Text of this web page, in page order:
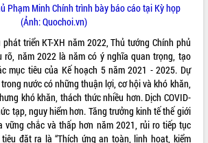
thực
công
đẩy mạnh
chính
chính
tại Hội
Phạm Minh Chính trình bày báo cáo tại Kỳ họp
(Ảnh: Quochoi.vn)
triển KT-XH năm 2022, Thủ tướng Chính phủ
rõ, năm 2022 là năm có ý nghĩa quan trọng, tạo
mục tiêu của Kế hoạch 5 năm 2021 - 2025. Dự
nước có những thuận lợi, cơ hội và khó khăn,
khó khăn, thách thức nhiều hơn. Dịch COVID-
tạp, nguy hiểm hơn. Tăng trưởng kinh tế thế giới
vững chắc và thấp hơn năm 2021, rủi ro tiếp tục
đặt ra là “Thích ứng an toàn, linh hoạt, kiểm